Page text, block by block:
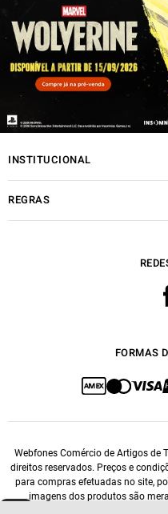
Dúvidas sobre produtos?
INSTITUCIONAL
REGRAS
FORMAS
Webfones Comércio de Artigos de
direitos reservados. Preços e
para compras efetuadas no site,
imagens dos produtos são